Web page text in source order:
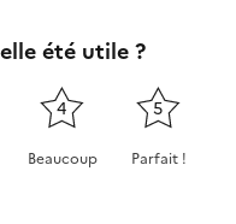
été utile ?
4
Beaucoup
5
Parfait !